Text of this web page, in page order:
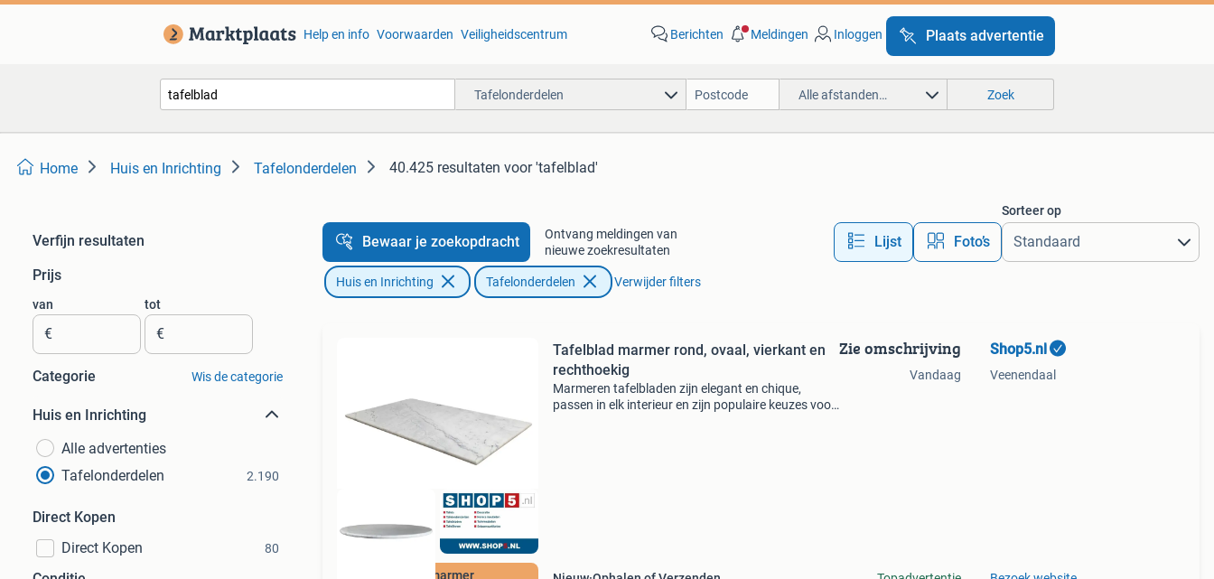
Help en info Voorwaarden Veiligheidscentrum Berichten Meldingen Inloggen Plaats advertentie
Tafelonderdelen Alle afstanden… Zoek
Home Huis en Inrichting Tafelonderdelen 40.425 resultaten voor 'tafelblad'
Verfijn resultaten
Prijs
van
€
tot
€
Categorie Wis de categorie
Huis en Inrichting
Alle advertenties
Tafelonderdelen
2.190
Direct Kopen
Direct Kopen
80
Bewaar je zoekopdracht
Ontvang meldingen van
nieuwe zoekresultaten
Lijst Foto’s
Sorteer op
Huis en Inrichting Tafelonderdelen Verwijder filters
Echt marmer
Tafelblad marmer rond, ovaal, vierkant en
rechthoekig
Marmeren tafelbladen zijn elegant en chique,
passen in elk interieur en zijn populaire keuzes voor
Zie omschrijving
Vandaag
Shop5.nl
Veenendaal